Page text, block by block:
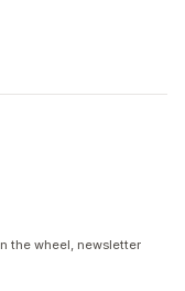
the wheel, newsletter